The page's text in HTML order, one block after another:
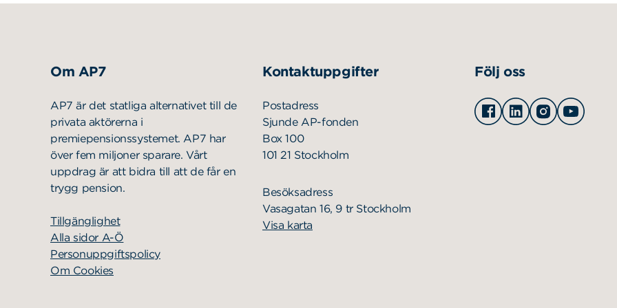
Om AP7
AP7 är det statliga alternativet till de
privata aktörerna i
premiepensionssystemet. AP7 har
över fem miljoner sparare. Vårt
uppdrag är att bidra till att de får en
trygg pension.
Tillgänglighet
Alla sidor A-Ö
Personuppgiftspolicy
Om Cookies
Kontaktuppgifter
Postadress
Sjunde AP-fonden
Box 100
101 21 Stockholm
Besöksadress
Vasagatan 16, 9 tr Stockholm
Visa karta
Följ oss
Facebook
LinkedinInstagram